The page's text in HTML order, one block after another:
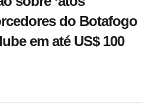
do Botafogo
em até US$ 100